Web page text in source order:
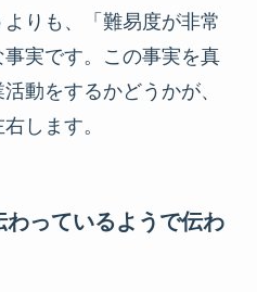
りも、「難易度が非常
実です。この事実を真
動をするかどうかが、
します。
っているようで伝わ